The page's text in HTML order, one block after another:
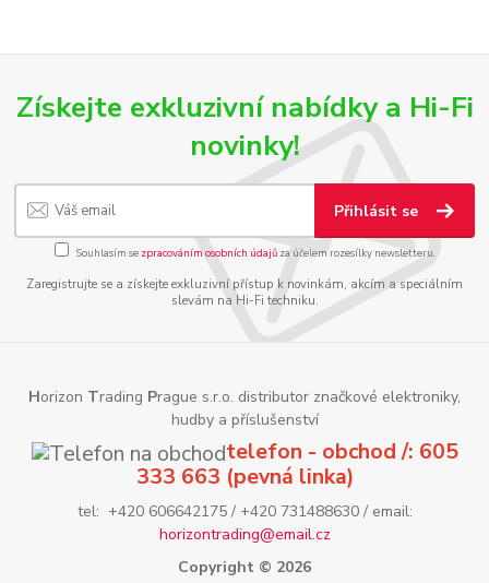
Získejte exkluzivní nabídky a Hi-Fi
novinky!
Přihlásit se
Souhlasím se zpracováním osobních údajůza účelem rozesílky newsletteru.
Zaregistrujte se a získejte exkluzivní přístup k novinkám, akcím a speciálním
slevám na Hi-Fi techniku.
Horizon Trading Prague s.r.o. distributor značkové elektroniky,
hudby a příslušenství
telefon - obchod /: 605
333 663 (pevná linka)
tel: +420 606642175 / +420 731488630 / email:
horizontrading@email.cz
Copyright © 2026